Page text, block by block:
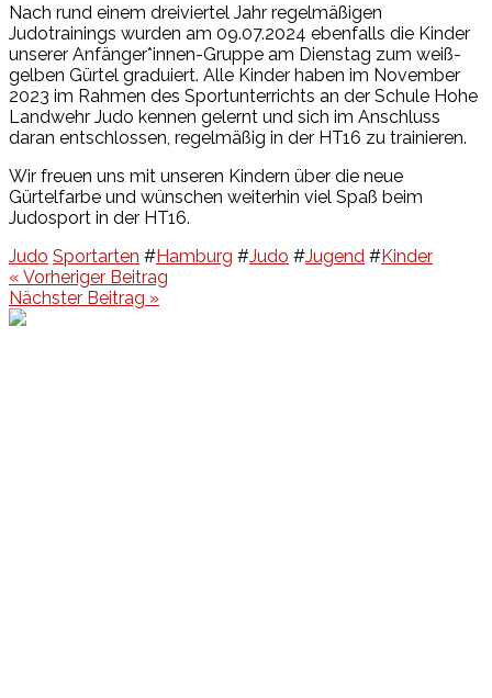
Nach rund einem dreiviertel Jahr regelmäßigen
Judotrainings wurden am 09.07.2024 ebenfalls die Kinder
unserer Anfänger*innen-Gruppe am Dienstag zum weiß-
gelben Gürtel graduiert. Alle Kinder haben im November
2023 im Rahmen des Sportunterrichts an der Schule Hohe
Landwehr Judo kennen gelernt und sich im Anschluss
daran entschlossen, regelmäßig in der HT16 zu trainieren.
Wir freuen uns mit unseren Kindern über die neue
Gürtelfarbe und wünschen weiterhin viel Spaß beim
Judosport in der HT16.
Judo Sportarten #Hamburg #Judo #Jugend #Kinder
Beitragsnavigation
« Vorheriger Beitrag
Nächster Beitrag »